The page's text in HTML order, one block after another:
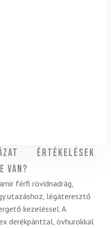
Értékelések
van?
férfi rövidnadrág,
utazáshoz, légáteresztő
kezeléssel. A
derékpánttal, övhurokkal